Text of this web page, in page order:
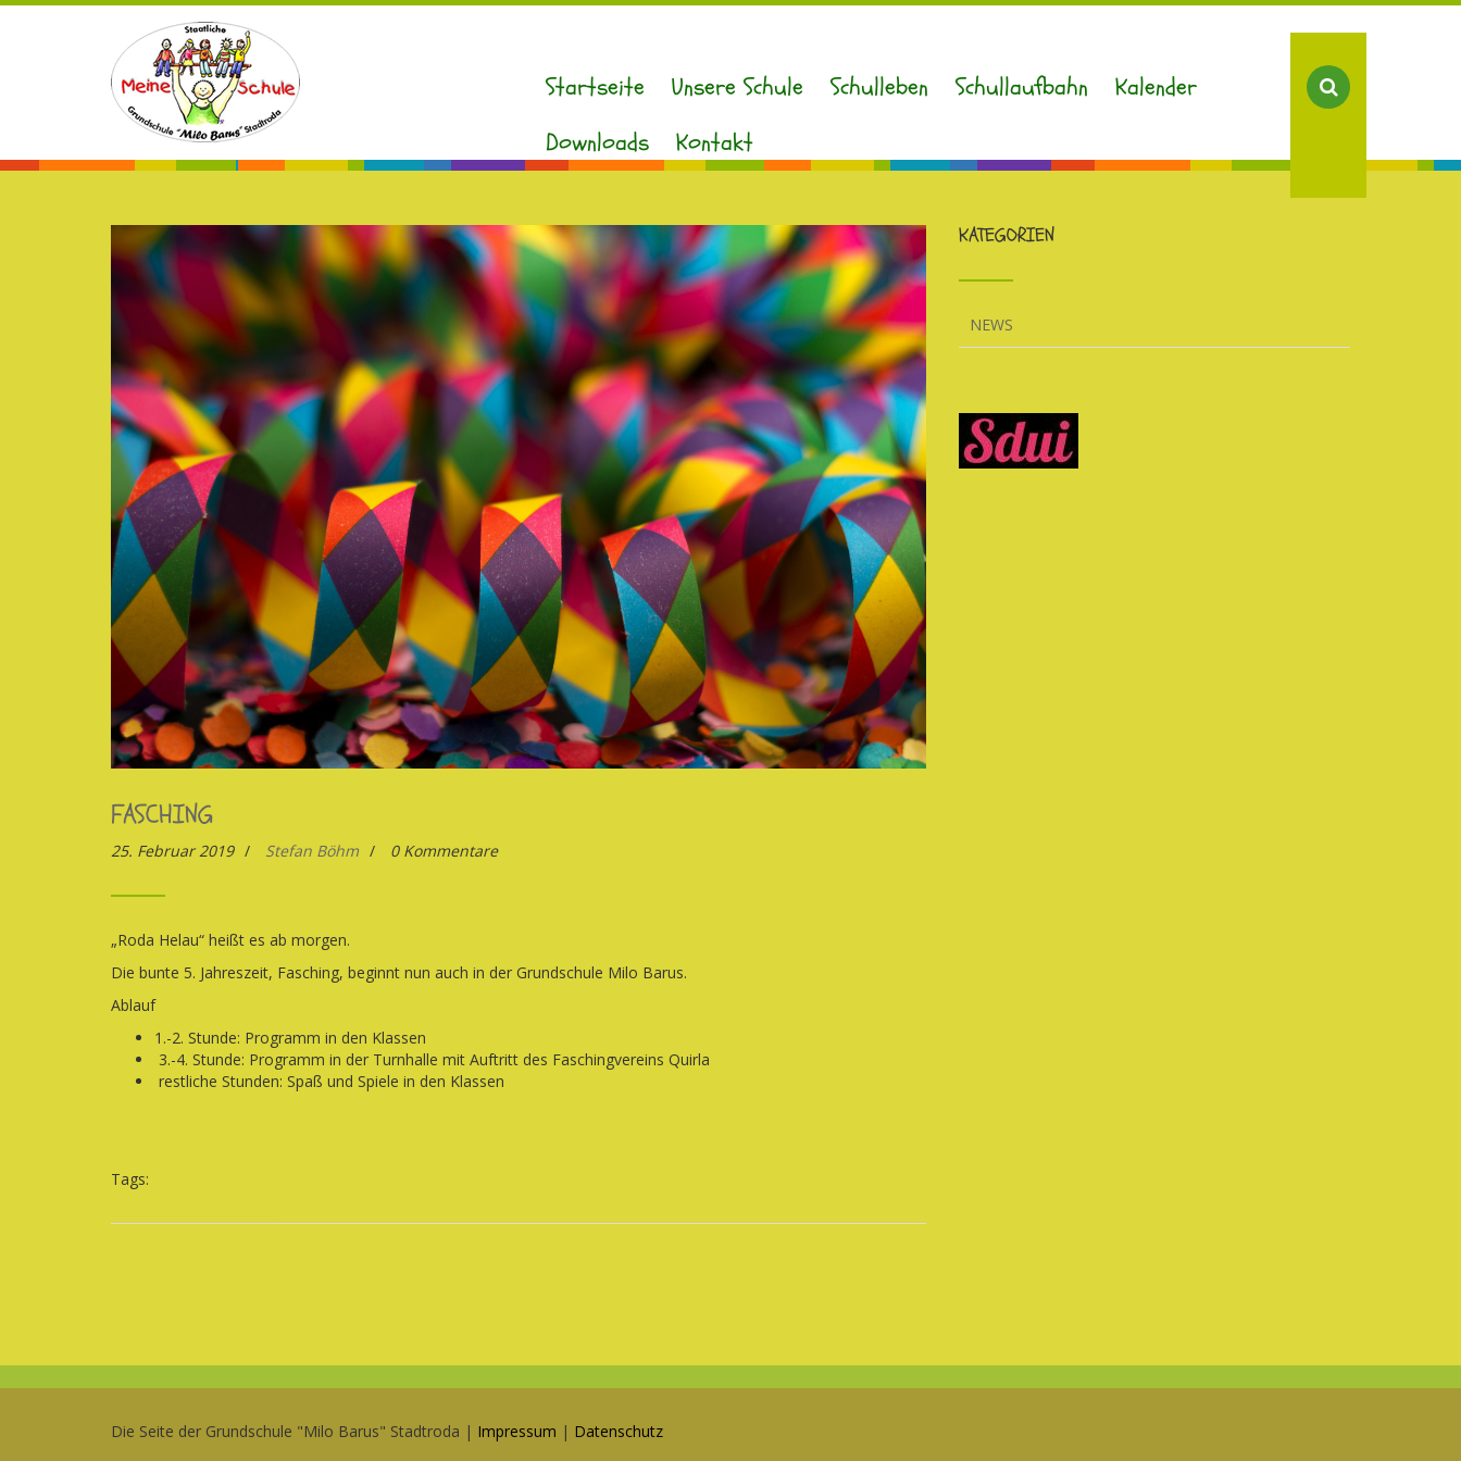
Startseite Unsere Schule Schulleben Schullaufbahn
Kalender
Downloads
Kontakt
FASCHING
25. Februar 2019 / Stefan Böhm / 0 Kommentare
„Roda Helau“ heißt es ab morgen.
Die bunte 5. Jahreszeit, Fasching, beginnt nun auch in der Grundschule Milo Barus.
Ablauf
1.-2. Stunde: Programm in den Klassen
3.-4. Stunde: Programm in der Turnhalle mit Auftritt des Faschingvereins Quirla
restliche Stunden: Spaß und Spiele in den Klassen
Tags:
KATEGORIEN
NEWS
Die Seite der Grundschule "Milo Barus" Stadtroda | Impressum | Datenschutz